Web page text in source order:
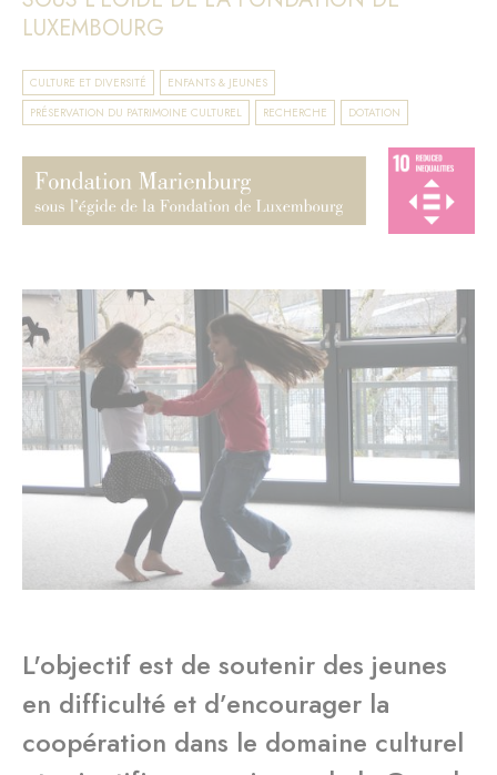
LUXEMBOURG
CULTURE ET DIVERSITÉ
ENFANTS & JEUNES
PRÉSERVATION DU PATRIMOINE CULTUREL
RECHERCHE DOTATION
L'objectif est de soutenir des jeunes
en difficulté et d’encourager la
coopération dans le domaine culturel